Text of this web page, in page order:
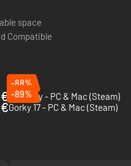
space
Compatible
-88%
Pathway - PC & Mac (Steam)
-89%
Gorky 17 - PC & Mac (Steam)